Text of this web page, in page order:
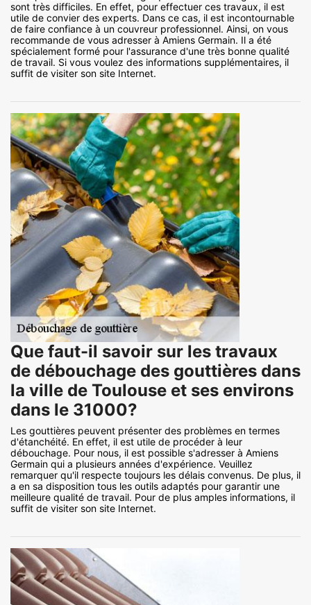
sont très difficiles. En effet, pour effectuer ces travaux, il est
utile de convier des experts. Dans ce cas, il est incontournable
de faire confiance à un couvreur professionnel. Ainsi, on vous
recommande de vous adresser à Amiens Germain. Il a été
spécialement formé pour l'assurance d'une très bonne qualité
de travail. Si vous voulez des informations supplémentaires, il
suffit de visiter son site Internet.
Que faut-il savoir sur les travaux
de débouchage des gouttières dans
la ville de Toulouse et ses environs
dans le 31000?
Les gouttières peuvent présenter des problèmes en termes
d'étanchéité. En effet, il est utile de procéder à leur
débouchage. Pour nous, il est possible s'adresser à Amiens
Germain qui a plusieurs années d'expérience. Veuillez
remarquer qu'il respecte toujours les délais convenus. De plus, il
a en sa disposition tous les outils adaptés pour garantir une
meilleure qualité de travail. Pour de plus amples informations, il
suffit de visiter son site Internet.